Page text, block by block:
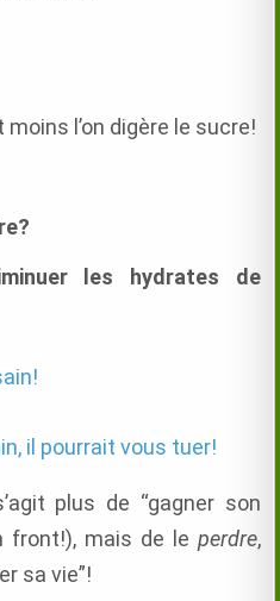
moins l’on digère le sucre!
les hydrates de
il pourrait vous tuer!
plus de “gagner son
front!), mais de le perdre,
sa vie”!